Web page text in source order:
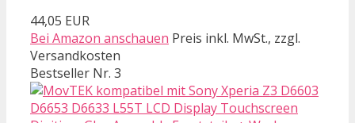
44,05 EUR
Bei Amazon anschauen Preis inkl. MwSt., zzgl.
Versandkosten
Bestseller Nr. 3